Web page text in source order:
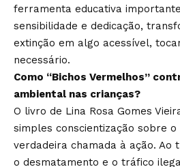
ferramenta educativa
sensibilidade e dedicação,
extinção em algo acessível,
necessário.
Como “Bichos Vermelhos”
ambiental nas crianças?
O livro de Lina Rosa Gomes
simples conscientização sobre
verdadeira chamada à ação. Ao
o desmatamento e o tráfico